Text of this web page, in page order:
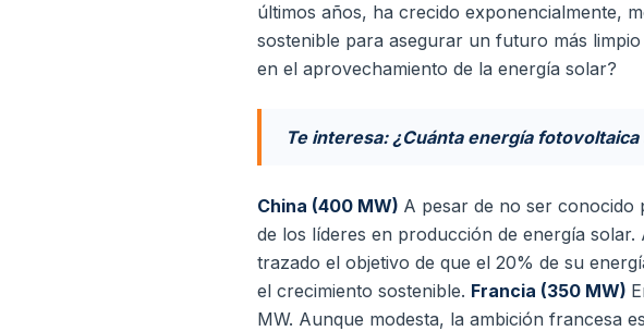
últimos años, ha crecido exponencialmente,
sostenible para asegurar un futuro más
en el aprovechamiento de la energía solar?
Te interesa: ¿Cuánta energía fotovoltaica
China (400 MW) A pesar de no ser conocido
de los líderes en producción de energía
trazado el objetivo de que el 20% de su
el crecimiento sostenible. Francia (350 MW)
MW. Aunque modesta, la ambición francesa